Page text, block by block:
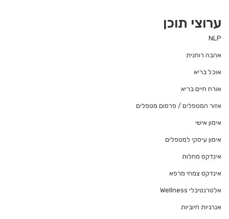
ערוצי תוכן
NLP
אהבה רוחנית
אוכל בריא
אורח חיים בריא
אזור המטפלים / פרסום מטפלים
אימון אישי
אימון עיסקי למטפלים
אינדקס מחלות
אינדקס צמחי מרפא
אלטרנטיבלי Wellness
אנרגיות חיוביות